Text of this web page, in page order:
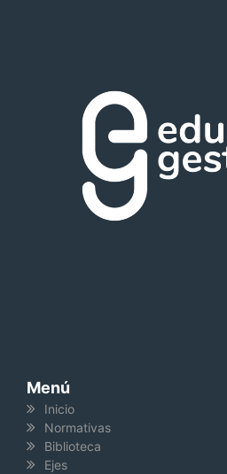
Menú
Inicio
Normativas
Biblioteca
Ejes